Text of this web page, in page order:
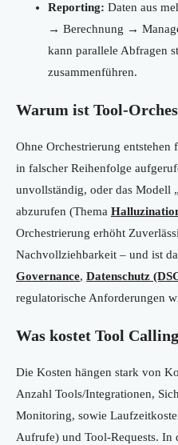
Reporting: Daten aus
→ Berechnung →
kann parallele Abfragen
zusammenführen.
Warum ist Tool-
Ohne Orchestrierung
in falscher Reihenfolge
unvollständig, oder das Modell
abzurufen (Thema
Orchestrierung erhöht
Nachvollziehbarkeit – und ist
Governance, Datenschutz
regulatorische Anforderungen
Was kostet Tool
Die Kosten hängen stark von
Anzahl Tools/Integrationen,
Monitoring, sowie
Aufrufe) und Tool-Requests. In